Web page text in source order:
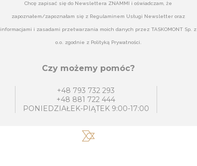
Chcę zapisać się do Newslettera ZNAMMI i oświadczam, że
zapoznałem/zapoznałam się z Regulaminem Usługi Newsletter oraz
informacjami i zasadami przetwarzania moich danych przez TASKOMONT Sp. z
o.o. zgodnie z Polityką Prywatności.
Czy możemy pomóc?
+48 793 732 293
+48 881 722 444
PONIEDZIAŁEK-PIĄTEK 9:00-17:00